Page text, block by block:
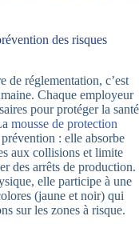
des risques
de réglementation, c’est
Chaque employeur
pour protéger la santé
mousse de protection
: elle absorbe
aux collisions et limite
des arrêts de production.
elle participe à une
(jaune et noir) qui
sur les zones à risque.